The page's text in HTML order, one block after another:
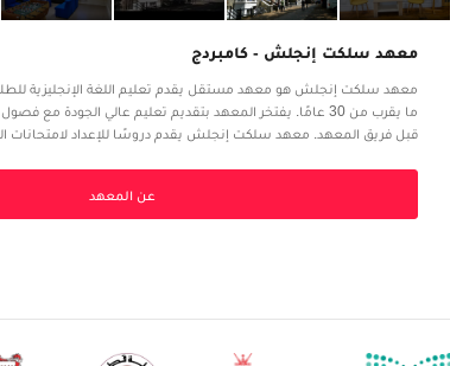
معهد سلكت إنجلش - كامبردج
معهد سلكت إنجلش هو معهد مستقل يقدم تعليم اللغة الإنجليزية
ما يقرب من 30 عامًا. يفتخر المعهد بتقديم تعليم عالي الجودة
عن المعهد